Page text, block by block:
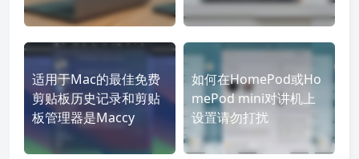
适用于Mac的最佳免费
剪贴板历史记录和剪贴
板管理器是Maccy
如何在HomePod或Ho
mePod mini对讲机上
设置请勿打扰